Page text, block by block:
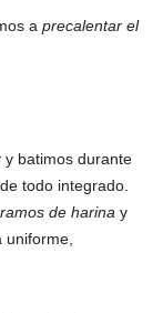
a precalentar el
y batimos durante
todo integrado.
de harina y